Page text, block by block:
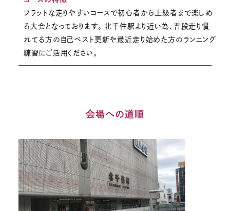
フラットな走りやすいコースで初心者から上級者まで楽しめ
る大会となっております。 北千住駅より近い為、普段走り慣
れてる方の自己ベスト更新や最近走り始めた方のランニング
練習にご活用ください。
会場への道順